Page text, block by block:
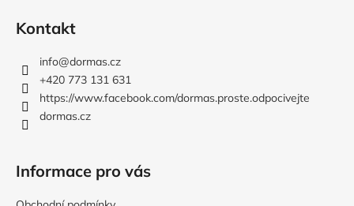
Kontakt
info@dormas.cz
+420 773 131 631
https://www.facebook.com/dormas.proste.odpocivejte
dormas.cz
Informace pro vás